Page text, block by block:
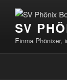
SV
Einma Phönixer,